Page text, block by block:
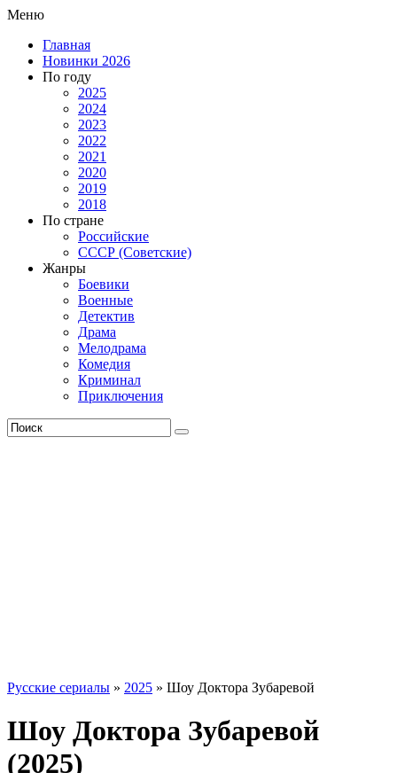
Меню
Главная
Новинки 2026
По году
2025
2024
2023
2022
2021
2020
2019
2018
По стране
Российские
СССР (Советские)
Жанры
Боевики
Военные
Детектив
Драма
Мелодрама
Комедия
Криминал
Приключения
Русские сериалы » 2025 » Шоу Доктора Зубаревой
Шоу Доктора Зубаревой
(2025)